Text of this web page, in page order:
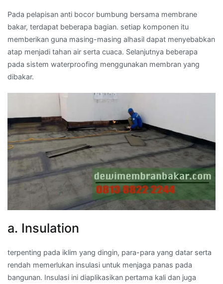
Pada pelapisan anti bocor bumbung bersama membrane
bakar, terdapat beberapa bagian. setiap komponen itu
memberikan guna masing-masing alhasil dapat menyebabkan
atap menjadi tahan air serta cuaca. Selanjutnya beberapa
pada sistem waterproofing menggunakan membran yang
dibakar.
a. Insulation
terpenting pada iklim yang dingin, para-para yang datar serta
rendah memerlukan insulasi untuk menjaga panas pada
bangunan. Insulasi ini diaplikasikan pertama kali dan juga